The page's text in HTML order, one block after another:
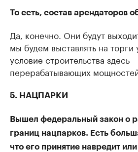
То есть, состав арендаторов
Да, конечно. Они будут
мы будем выставлять на торги
условие строительства здесь
перерабатывающих
5. НАЦПАРКИ
Вышел федеральный закон о
границ нацпарков. Есть
что его принятие навредит